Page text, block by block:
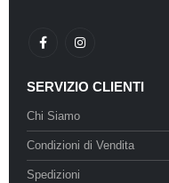
SERVIZIO CLIENTI
Chi Siamo
Condizioni di Vendita
Spedizioni